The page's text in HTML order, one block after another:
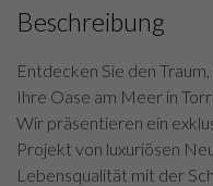
Beschreibung
Entdecken Sie den
Ihre Oase am Meer in
Wir präsentieren ein
Projekt von luxuriösen
Lebensqualität mit der